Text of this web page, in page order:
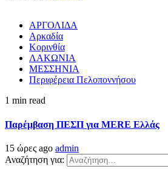
ΑΡΓΟΛΙΔΑ
Αρκαδία
Κορινθία
ΛΑΚΩΝΙΑ
ΜΕΣΣΗΝΙΑ
Περιφέρεια Πελοποννήσου
1 min read
Παρέμβαση ΠΕΣΠ για MERE Ελλάς
15 ώρες ago admin
Αναζήτηση για: